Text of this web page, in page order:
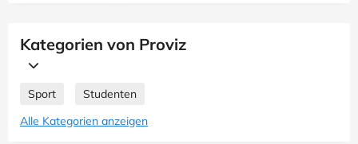
Kategorien von Proviz
Sport
Studenten
Alle Kategorien anzeigen